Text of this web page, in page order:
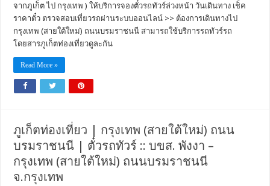
จากภูเก็ต ไป กรุงเทพ ) ให้บริการจองตั๋วรถทัวร์ล่วงหน้า วันเดินทาง เช็ค
ราคาตั๋ว ตรวจสอบเที่ยวรถผ่านระบบออนไลน์ >> ต้องการเดินทางไป
กรุงเทพ (สายใต้ใหม่) ถนนบรมราชนนี สามารถใช้บริการรถทัวร์รถ
โดยสารภูเก็ตท่องเที่ยวดูละกัน
Read More »
ภูเก็ตท่องเที่ยว | กรุงเทพ (สายใต้ใหม่) ถนน
บรมราชนนี | ตั๋วรถทัวร์ :: บขส. พังงา –
กรุงเทพ (สายใต้ใหม่) ถนนบรมราชนนี
จ.กรุงเทพ